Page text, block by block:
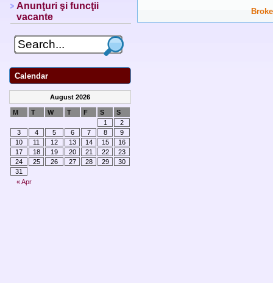
Anunţuri şi funcţii
vacante
Calendar
August 2026
M T W T F S S
« Apr
1
2
3
4 5 6 7 8
9
10
11 12 13 14 15
16
17
18 19 20 21 22
23
24
25 26 27 28 29
30
31